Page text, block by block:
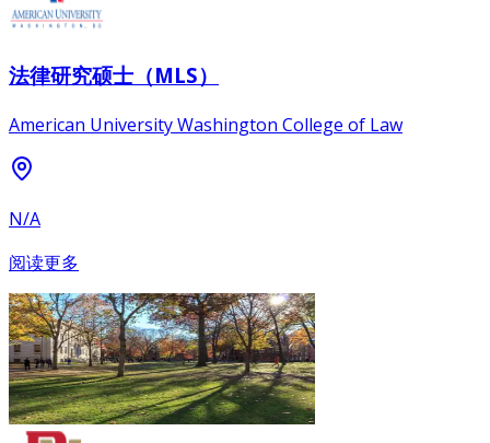
法律研究硕士（MLS）
American University Washington College of Law
N/A
阅读更多